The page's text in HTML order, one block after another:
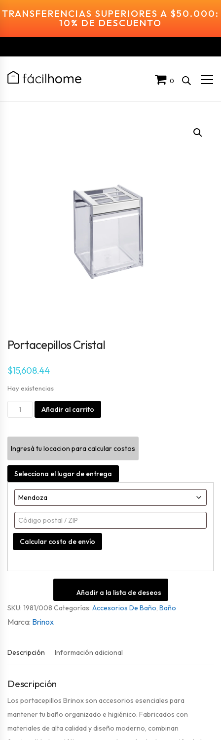
TRANSFERENCIAS SUPERIORES A $50.000:
10% DE DESCUENTO
0
Portacepillos Cristal
$15,608.44
Hay existencias
Portacepillos
cantidad
Añadir al carrito
Ingresá tu locacion para calcular costos
Selecciona el lugar de entrega
Calcular costo de envío
Añadir a la lista de deseos
SKU: 1981/008 Categorías: Accesorios De Baño, Baño
Brinox
Descripción Información adicional
Descripción
Los portacepillos Brinox son accesorios esenciales para
mantener tu baño organizado e higiénico. Fabricados con
materiales de alta calidad y diseño moderno, combinan